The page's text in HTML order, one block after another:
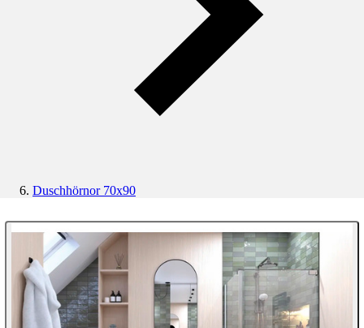
Duschhörnor 70x90